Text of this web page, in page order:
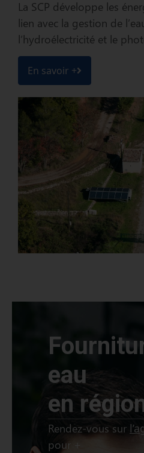
La SCP développe les
lien avec la gestion de
l’hydroélectricité et le
En savoir +
eau
en
Rendez-vous sur
pour +